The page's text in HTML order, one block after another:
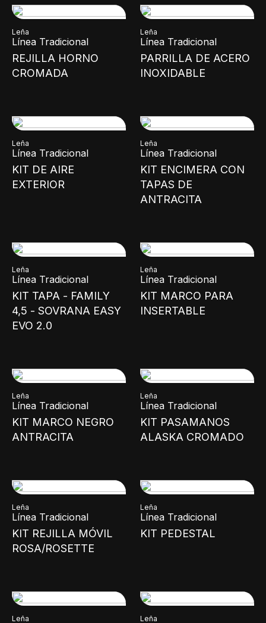
Leña
Línea Tradicional
REJILLA HORNO
CROMADA
Leña
Línea Tradicional
PARRILLA DE ACERO
INOXIDABLE
Leña
Línea Tradicional
KIT DE AIRE
EXTERIOR
Leña
Línea Tradicional
KIT ENCIMERA CON
TAPAS DE
ANTRACITA
Leña
Línea Tradicional
KIT TAPA - FAMILY
4,5 - SOVRANA EASY
EVO 2.0
Leña
Línea Tradicional
KIT MARCO PARA
INSERTABLE
Leña
Línea Tradicional
KIT MARCO NEGRO
ANTRACITA
Leña
Línea Tradicional
KIT PASAMANOS
ALASKA CROMADO
Leña
Línea Tradicional
KIT REJILLA MÓVIL
ROSA/ROSETTE
Leña
Línea Tradicional
KIT PEDESTAL
Leña Leña